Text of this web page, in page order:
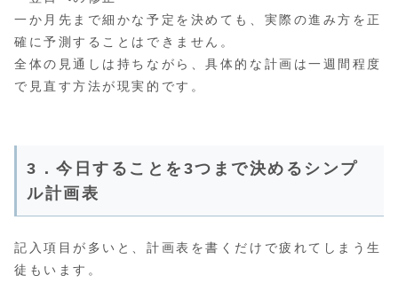
一か月先まで細かな予定を決めても、実際の進み方を正
確に予測することはできません。
全体の見通しは持ちながら、具体的な計画は一週間程度
で見直す方法が現実的です。
3．今日することを3つまで決めるシンプ
ル計画表
記入項目が多いと、計画表を書くだけで疲れてしまう生
徒もいます。